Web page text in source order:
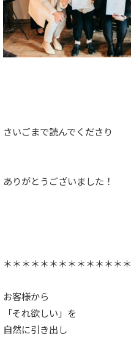
さいごまで読んでくださり
ありがとうございました！
＊＊＊＊＊＊＊＊＊＊＊＊＊＊
お客様から
「それ欲しい」を
自然に引き出し